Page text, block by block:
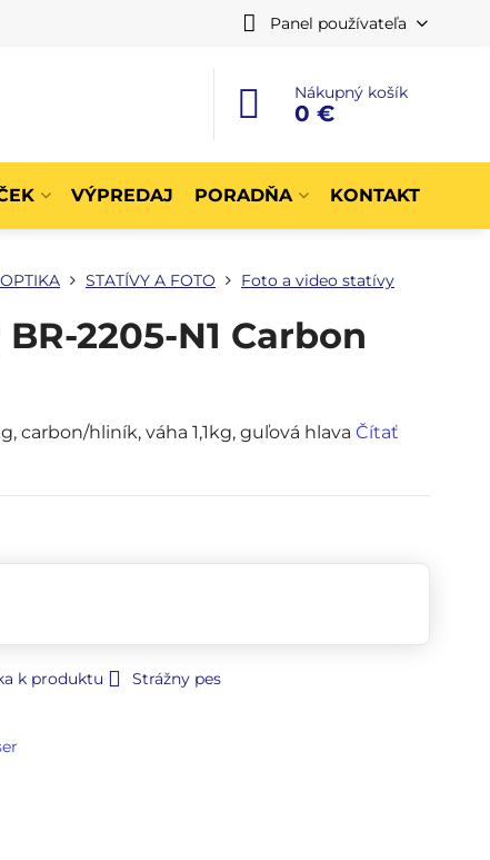
Panel používateľa
Nákupný košík
0 €
VÝPREDAJ PORADŇA KONTAKT
STATÍVY A FOTO Foto a video statívy
2205-N1 Carbon
carbon/hliník, váha 1,1kg, guľová hlava Čítať
k produktu Strážny pes